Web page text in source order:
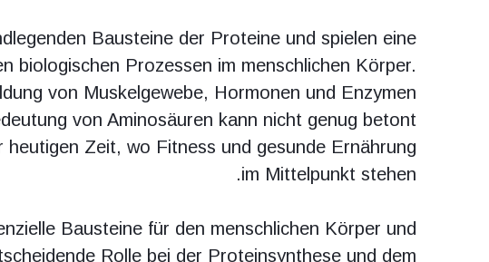
Bausteine der Proteine und spielen eine
biologischen Prozessen im menschlichen Körper.
von Muskelgewebe, Hormonen und Enzymen
von Aminosäuren kann nicht genug betont
heutigen Zeit, wo Fitness und gesunde Ernährung
im Mittelpunkt stehen.
Bausteine für den menschlichen Körper und
Rolle bei der Proteinsynthese und dem